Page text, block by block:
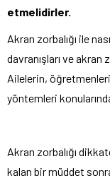
etmelidirler.
Akran zorbalığı ile
davranışları ve akran
Ailelerin,
yöntemleri
Akran zorbalığı
kalan bir müddet